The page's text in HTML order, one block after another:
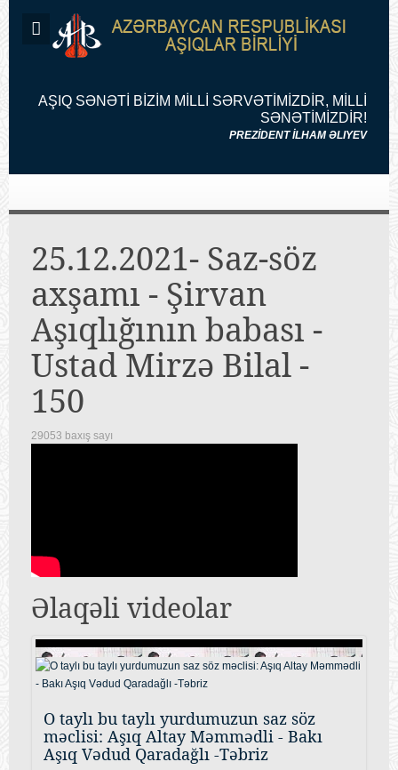
AŞIQ SƏNƏTİ BİZİM MİLLİ SƏRVƏTİMİZDİR, MİLLİ
SƏNƏTİMİZDİR!
PREZİDENT İLHAM ƏLIYEV
25.12.2021- Saz-söz
axşamı - Şirvan
Aşıqlığının babası -
Ustad Mirzə Bilal -
150
29053 baxış sayı
Əlaqəli videolar
O taylı bu taylı yurdumuzun saz söz
məclisi: Aşıq Altay Məmmədli - Bakı
Aşıq Vədud Qaradağlı -Təbriz